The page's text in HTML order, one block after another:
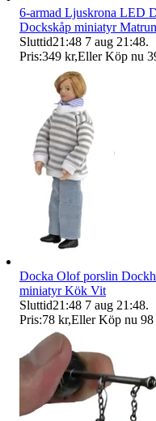
6-armad Ljuskrona LED
Dockskåp miniatyr
Sluttid21:48 7 aug 21:48.
Pris:349 kr,Eller Köp nu
Docka Olof porslin
miniatyr Kök Vit
Sluttid21:48 7 aug 21:48.
Pris:78 kr,Eller Köp nu 98